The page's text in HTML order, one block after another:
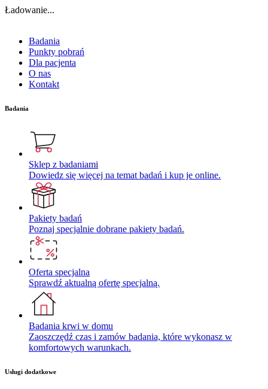
Ładowanie...
Badania
Punkty pobrań
Dla pacjenta
O nas
Kontakt
Badania
Sklep z badaniami
Dowiedz się więcej na temat badań i kup je online.
Pakiety badań
Poznaj specjalnie dobrane pakiety badań.
Oferta specjalna
Sprawdź aktualną ofertę specjalną.
Badania krwi w domu
Zaoszczędź czas i zamów badania, które wykonasz w
komfortowych warunkach.
Usługi dodatkowe